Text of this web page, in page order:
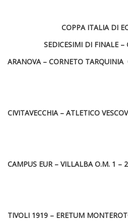
COPPA ITALIA DI
SEDICESIMI DI FINALE –
ARANOVA – CORNETO TARQUINIA
CIVITAVECCHIA – ATLETICO
CAMPUS EUR – VILLALBA O.M. 1 – 2
TIVOLI 1919 – ERETUM